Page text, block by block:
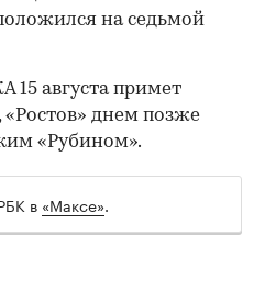
на седьмой
15 августа примет
днем позже
«Рубином».
в «Максе».